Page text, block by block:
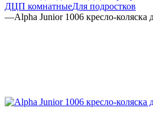
ДЦП комнатныеДля подростков
—Alpha Junior 1006 кресло-